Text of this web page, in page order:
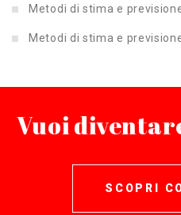
Metodi di stima e
Metodi di stima e
Vuoi
SCOPRI